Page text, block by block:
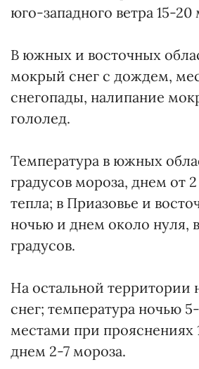
юго-западного ветра 15-
В южных и восточных
мокрый снег с дождем,
снегопады, налипание
гололед.
Температура в южных
градусов мороза, днем от
тепла; в Приазовье и
ночью и днем около нуля,
градусов.
На остальной территории
снег; температура ночью
местами при прояснениях
днем 2-7 мороза.